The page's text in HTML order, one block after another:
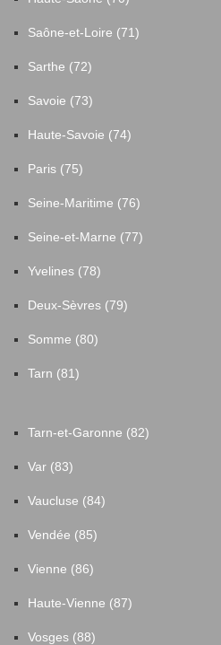
Saône-et-Loire (71)
Sarthe (72)
Savoie (73)
Haute-Savoie (74)
Paris (75)
Seine-Maritime (76)
Seine-et-Marne (77)
Yvelines (78)
Deux-Sèvres (79)
Somme (80)
Tarn (81)
Tarn-et-Garonne (82)
Var (83)
Vaucluse (84)
Vendée (85)
Vienne (86)
Haute-Vienne (87)
Vosges (88)